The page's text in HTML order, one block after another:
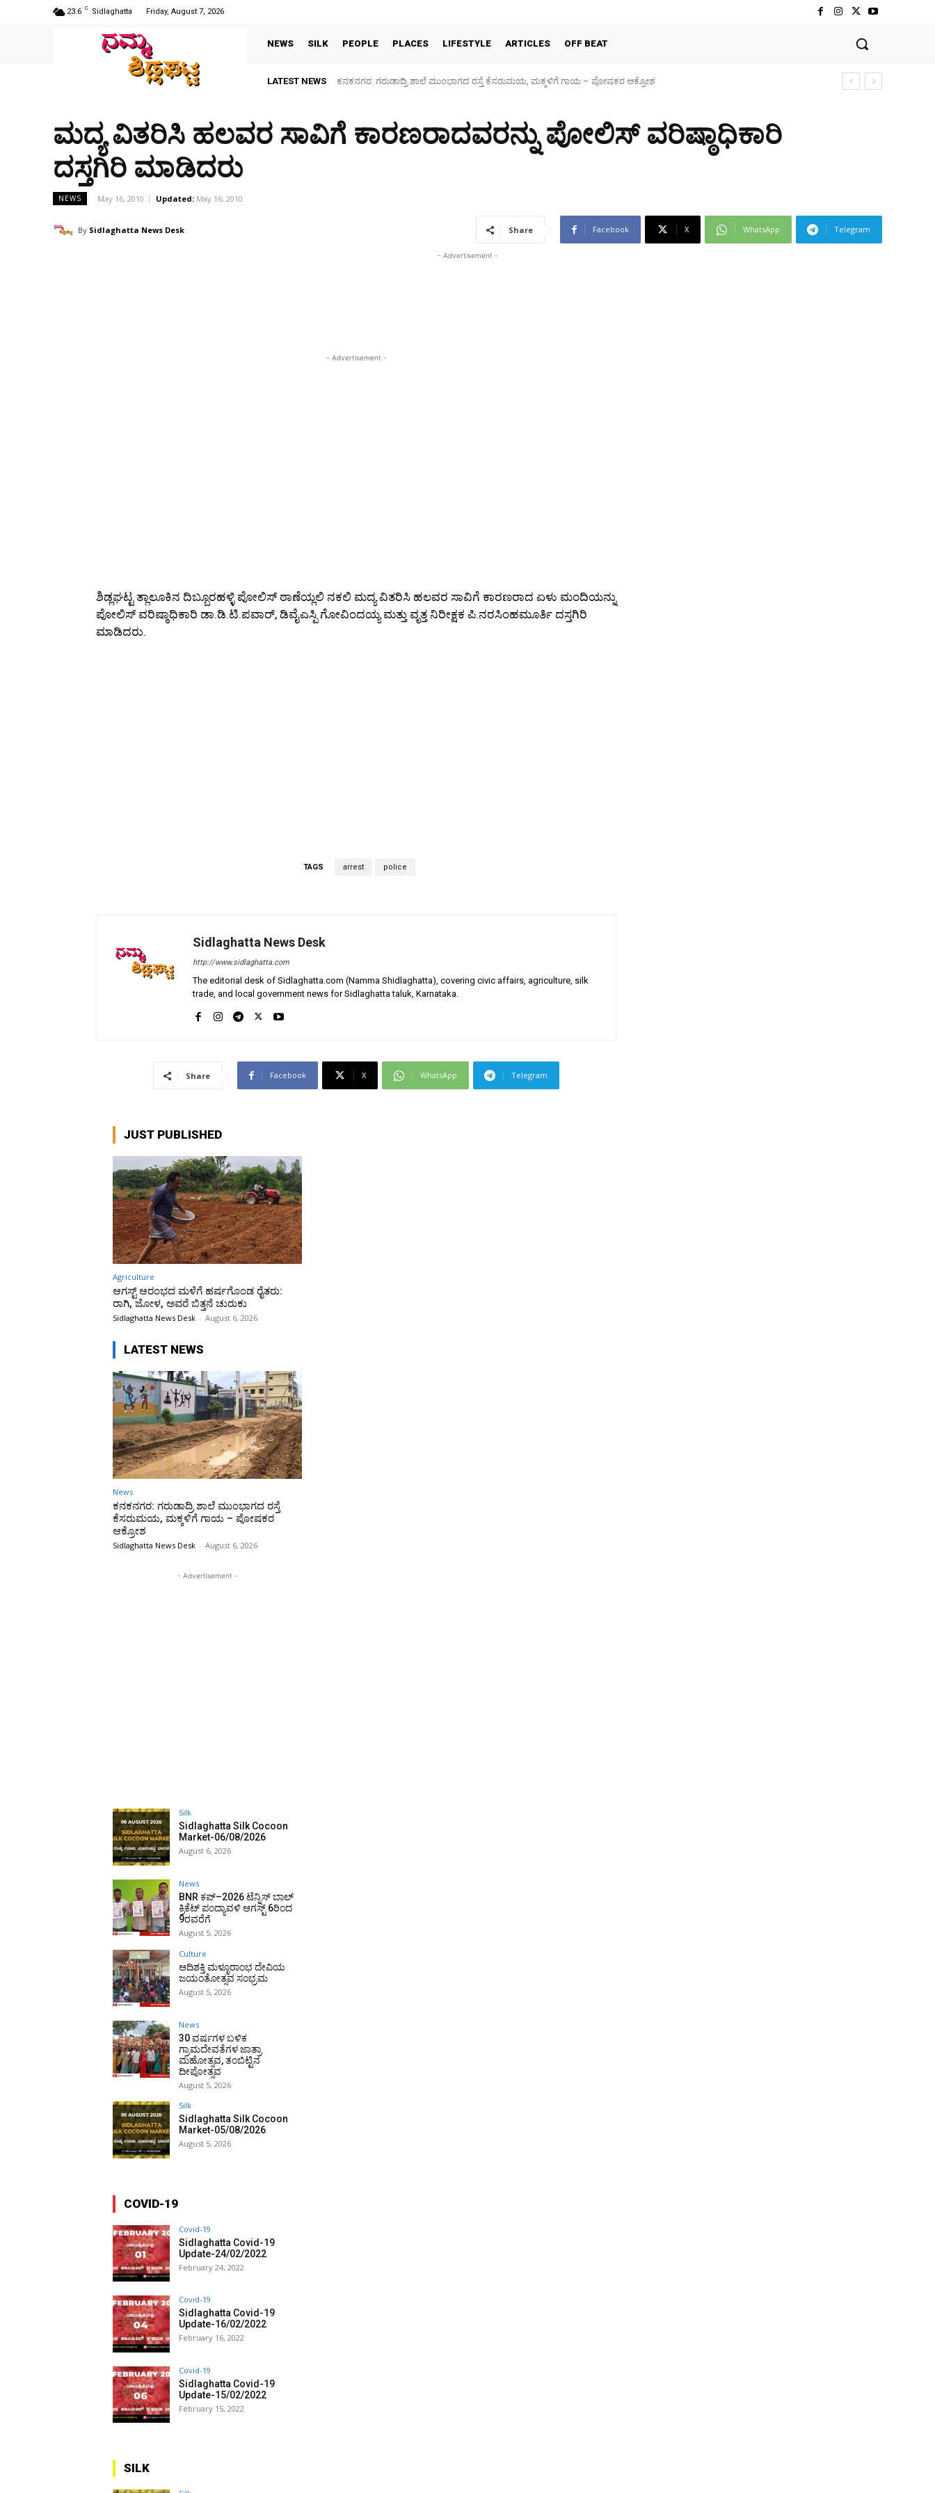
23.6 C Sidlaghatta Friday, August 7, 2026
NEWS SILK PEOPLE PLACES LIFESTYLE ARTICLES OFF BEAT
LATEST NEWS Sidlaghatta Silk Cocoon Market-06/08/2026
ಮದ್ಯ ವಿತರಿಸಿ ಹಲವರ ಸಾವಿಗೆ ಕಾರಣರಾದವರನ್ನು ಪೋಲಿಸ್ ವರಿಷ್ಠಾಧಿಕಾರಿ
ದಸ್ತಗಿರಿ ಮಾಡಿದರು
NEWS May 16, 2010 Updated: May 16, 2010
By Sidlaghatta News Desk Share Facebook X WhatsApp Telegram
- Advertisement -
- Advertisement -
ಶಿಡ್ಲಘಟ್ಟ ತ್ಲಾಲೂಕಿನ ದಿಬ್ಬೂರಹಳ್ಳಿ ಪೋಲಿಸ್ ಠಾಣೆಯ್ಲಲಿ ನಕಲಿ ಮದ್ಯ ವಿತರಿಸಿ ಹಲವರ ಸಾವಿಗೆ ಕಾರಣರಾದ ಏಳು ಮಂದಿಯನ್ನು
ಪೋಲಿಸ್ ವರಿಷ್ಠಾಧಿಕಾರಿ ಡಾ.ಡಿ.ಟಿ.ಪವಾರ್, ಡಿವೈಎಸ್ಪಿ ಗೋವಿಂದಯ್ಯ ಮತ್ತು ವೃತ್ತ ನಿರೀಕ್ಷಕ ಪಿ.ನರಸಿಂಹಮೂರ್ತಿ ದಸ್ತಗಿರಿ
ಮಾಡಿದರು.
TAGS arrest police
Sidlaghatta News Desk
http://www.sidlaghatta.com
The editorial desk of Sidlaghatta.com (Namma Shidlaghatta), covering civic affairs, agriculture, silk
trade, and local government news for Sidlaghatta taluk, Karnataka.
Share Facebook X WhatsApp Telegram
JUST PUBLISHED
Agriculture
ಆಗಸ್ಟ್ ಆರಂಭದ ಮಳೆಗೆ ಹರ್ಷಗೊಂಡ ರೈತರು:
ರಾಗಿ, ಜೋಳ, ಅವರೆ ಬಿತ್ತನೆ ಚುರುಕು
Sidlaghatta News Desk - August 6, 2026
LATEST NEWS
News
ಕನಕನಗರ: ಗರುಡಾದ್ರಿ ಶಾಲೆ ಮುಂಭಾಗದ ರಸ್ತೆ
ಕೆಸರುಮಯ, ಮಕ್ಕಳಿಗೆ ಗಾಯ – ಪೋಷಕರ
ಆಕ್ರೋಶ
Sidlaghatta News Desk - August 6, 2026
- Advertisement -
Silk
Sidlaghatta Silk Cocoon
Market-06/08/2026
August 6, 2026
News
BNR ಕಪ್–2026 ಟೆನ್ನಿಸ್ ಬಾಲ್
ಕ್ರಿಕೆಟ್ ಪಂದ್ಯಾವಳಿ ಆಗಸ್ಟ್ 6ರಿಂದ
9ರವರೆಗೆ
August 5, 2026
Culture
ಆದಿಶಕ್ತಿ ಮಳ್ಳೂರಾಂಭ ದೇವಿಯ
ಜಯಂತೋತ್ಸವ ಸಂಭ್ರಮ
August 5, 2026
News
30 ವರ್ಷಗಳ ಬಳಿಕ
ಗ್ರಾಮದೇವತೆಗಳ ಜಾತ್ರಾ
ಮಹೋತ್ಸವ, ತಂಬಿಟ್ಟಿನ
ದೀಪೋತ್ಸವ
August 5, 2026
Silk
Sidlaghatta Silk Cocoon
Market-05/08/2026
August 5, 2026
COVID-19
Covid-19
Sidlaghatta Covid-19
Update-24/02/2022
February 24, 2022
Covid-19
Sidlaghatta Covid-19
Update-16/02/2022
February 16, 2022
Covid-19
Sidlaghatta Covid-19
Update-15/02/2022
February 15, 2022
SILK